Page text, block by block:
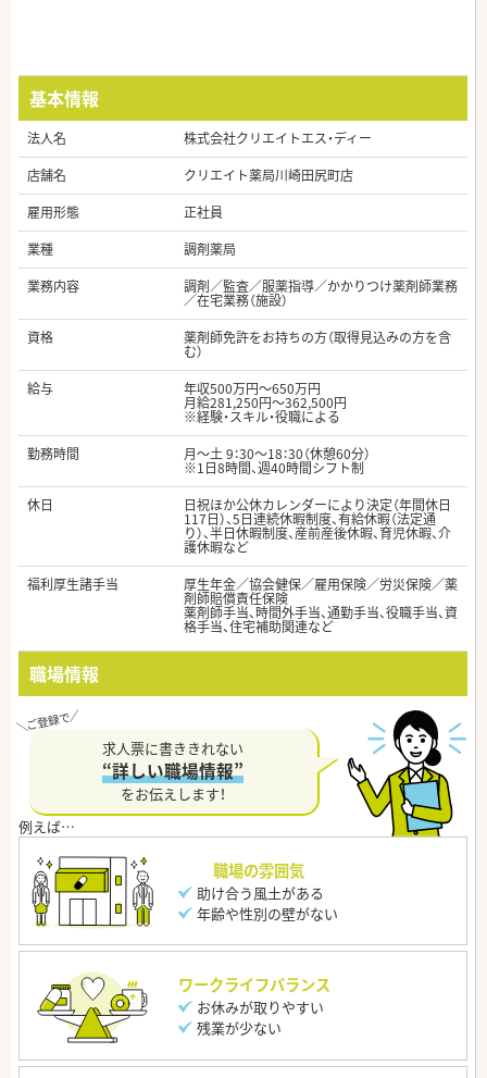
基本情報
法人名
株式会社クリエイトエス・ディー
店舗名
クリエイト薬局川崎田尻町店
雇用形態
正社員
業種
調剤薬局
業務内容
調剤／監査／服薬指導／かかりつけ薬剤師業務
／在宅業務（施設）
資格
薬剤師免許をお持ちの方（取得見込みの方を含
む）
給与
年収500万円～650万円
月給281,250円～362,500円
※経験・スキル・役職による
勤務時間
月～土 9：30～18：30（休憩60分）
※1日8時間、週40時間シフト制
休日
日祝ほか公休カレンダーにより決定（年間休日
117日）、5日連続休暇制度、有給休暇（法定通
り）、半日休暇制度、産前産後休暇、育児休暇、介
護休暇など
福利厚生諸手当
厚生年金／協会健保／雇用保険／労災保険／薬
剤師賠償責任保険
薬剤師手当、時間外手当、通勤手当、役職手当、資
格手当、住宅補助関連など
職場情報
求人票に書ききれない
“詳しい職場情報”
をお伝えします！
職場の雰囲気
助け合う風土がある
年齢や性別の壁がない
ワークライフバランス
お休みが取りやすい
残業が少ない